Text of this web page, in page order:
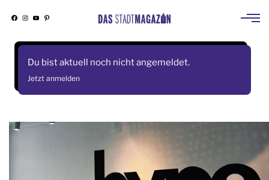
Skip
Facebook
Instagram
YouTube
Pinterest
Du bist aktuell noch nicht angemeldet.
Jetzt anmelden